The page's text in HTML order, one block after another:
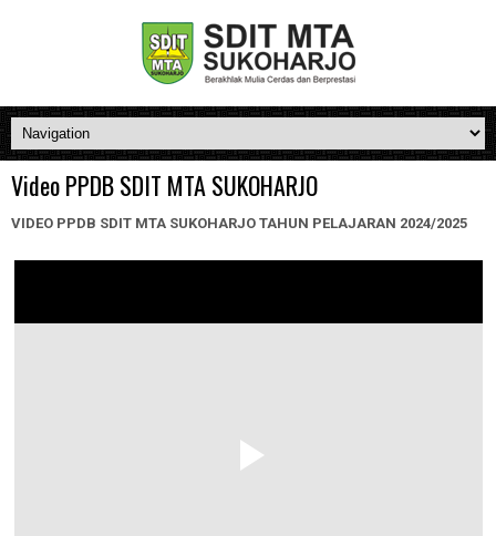
Video PPDB SDIT MTA SUKOHARJO
VIDEO PPDB SDIT MTA SUKOHARJO TAHUN PELAJARAN 2024/2025